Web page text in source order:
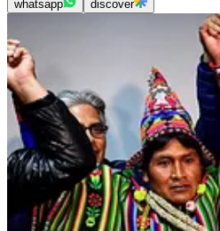
whatsapp discover